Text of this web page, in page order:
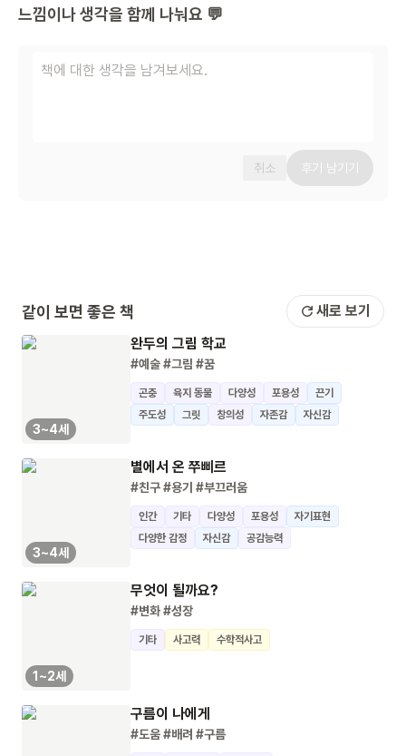
느낌이나 생각을 함께 나눠요 💬
취소 후기 남기기
같이 보면 좋은 책 새로 보기
3~4세
완두의 그림 학교
#예술#그림 #꿈
곤충 육지 동물 다양성 포용성
끈기
주도성
그릿 창의성 자존감 자신감
3~4세
별에서 온 쭈삐르
#친구#용기 #부끄러움
인간 기타 다양성 포용성
자기표현
다양한 감정
자신감 공감능력
1~2세
무엇이 될까요?
#변화#성장
기타 사고력 수학적사고
구름이 나에게
#도움#배려 #구름